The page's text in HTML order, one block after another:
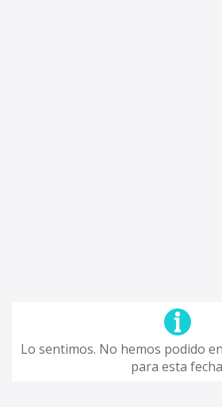
Lo sentimos. No hemos podido
para esta